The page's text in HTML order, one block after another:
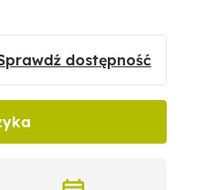
dostępność